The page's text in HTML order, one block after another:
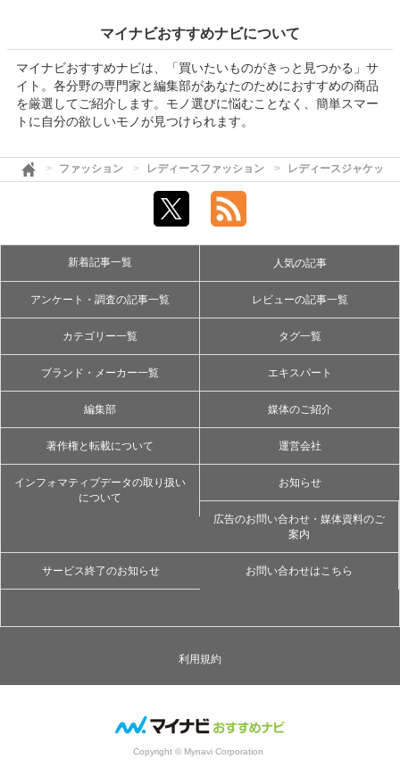
マイナビおすすめナビについて
マイナビおすすめナビは、「買いたいものがきっと見つかる」サ
イト。各分野の専門家と編集部があなたのためにおすすめの商品
を厳選してご紹介します。モノ選びに悩むことなく、簡単スマー
トに自分の欲しいモノが見つけられます。
ファッション レディースファッション レディースジャケット
新着記事一覧 人気の記事
アンケート・調査の記事一覧 レビューの記事一覧
カテゴリー一覧 タグ一覧
ブランド・メーカー一覧 エキスパート
編集部 媒体のご紹介
著作権と転載について 運営会社
インフォマティブデータの取り扱い
について
お知らせ
広告のお問い合わせ・媒体資料のご
案内
サービス終了のお知らせ お問い合わせはこちら
利用規約
Copyright © Mynavi Corporation